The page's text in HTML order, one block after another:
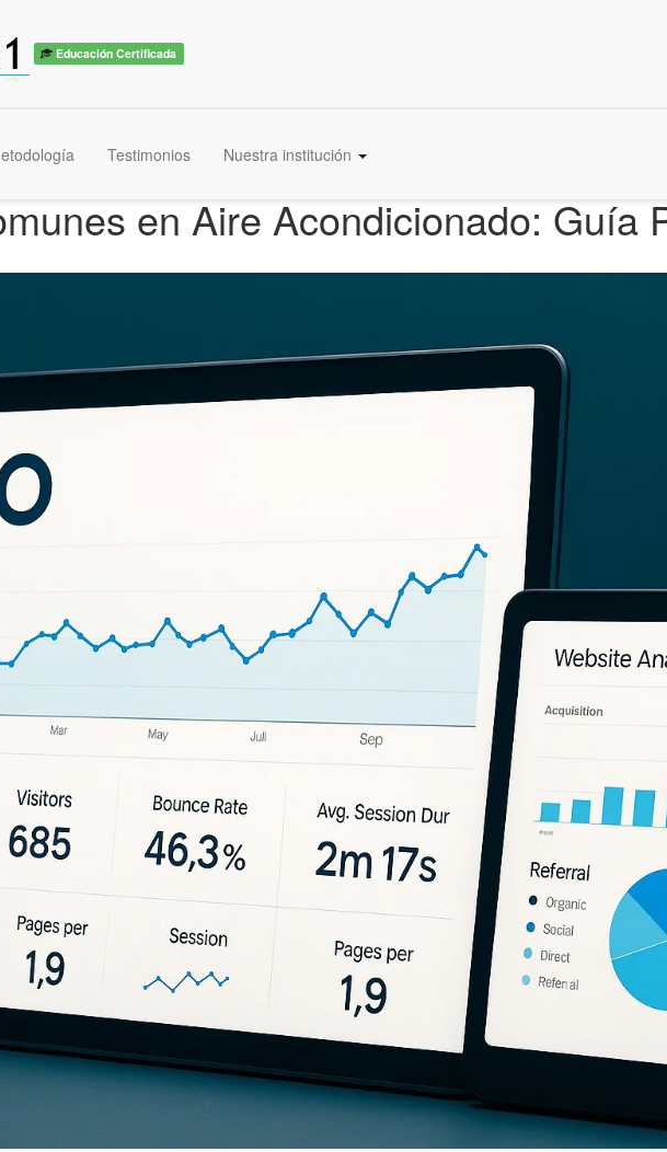
Educación Certificada
Testimonios Nuestra institución
en Aire Acondicionado: Guía